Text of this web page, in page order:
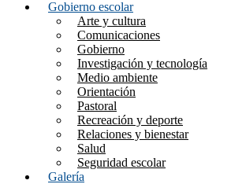
Gobierno escolar
Arte y cultura
Comunicaciones
Gobierno
Investigación y tecnología
Medio ambiente
Orientación
Pastoral
Recreación y deporte
Relaciones y bienestar
Salud
Seguridad escolar
Galería